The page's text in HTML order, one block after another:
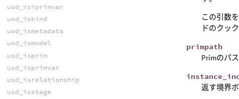
この引数
ドのクッ
primpath
Primのパス
返す境界
usd_isiprimvar
usd_iskind
usd_ismetadata
usd_ismodel
usd_isprim
usd_isprimvar
usd_isrelationship
usd_isstage